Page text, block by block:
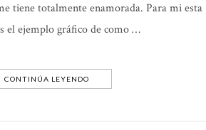
tiene totalmente enamorada. Para mi esta
el ejemplo gráfico de como …
CONTINÚA LEYENDO